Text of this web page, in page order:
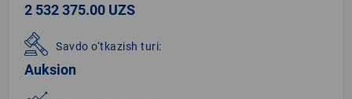
2 532 375.00 UZS
Savdo o‘tkazish turi:
Auksion